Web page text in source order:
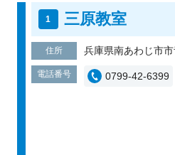
三原教室
住所 兵庫県南あわじ市
電話番号 0799-42-6399